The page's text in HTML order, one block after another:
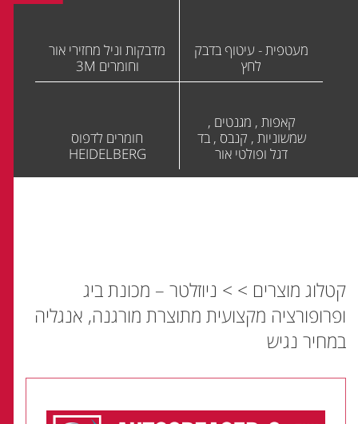
מעטפית - עיטוף בדבק
לחץ
מדבקות וניל מחזירי אור
וחומרים 3M
קאפות , מגנטים ,
שמשוניות , קנבס , בד
דגל ופולטי אור
חומרים לדפוס
HEIDELBERG
קטלוג מוצרים >
> ניוזלטר – מכונת ביג
ופרופורציה מקצועית מתוצרת מורגנה, אנגליה
במחיר נגיש